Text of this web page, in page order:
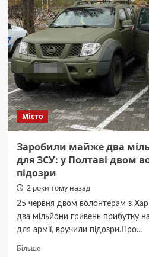
встановити
110 стел
з портретами
полеглих
українських
воїнів
Місто
Заробили майже два
для ЗСУ: у Полтаві двом
підозри
2 роки тому назад
25 червня двом волонтерам з
два мільйони гривень прибутку
для армії, вручили підозри.Про...
БільшеДокладніше